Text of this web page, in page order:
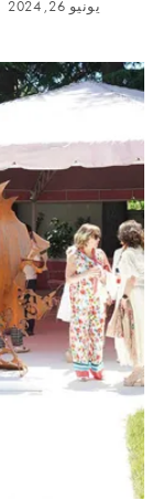
يونيو 26, 2024